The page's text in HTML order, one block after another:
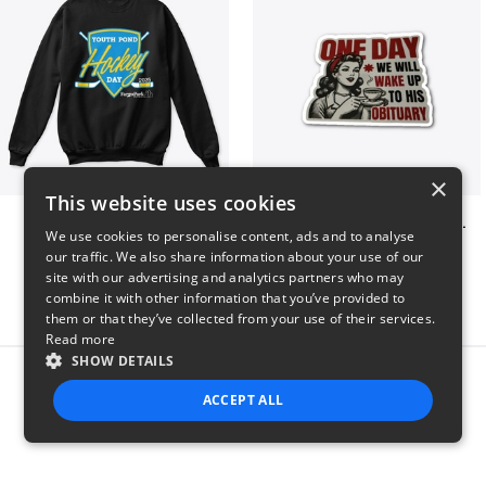
ONE DAY WE WILL WAKE UP TO HIS OBITUARY
Report this product
×
This website uses cookies
We use cookies to personalise content, ads and to analyse
our traffic. We also share information about your use of our
site with our advertising and analytics partners who may
combine it with other information that you’ve provided to
them or that they’ve collected from your use of their services.
Read more
SHOW DETAILS
ACCEPT ALL
STRICTLY NECESSARY PERFORMANCE